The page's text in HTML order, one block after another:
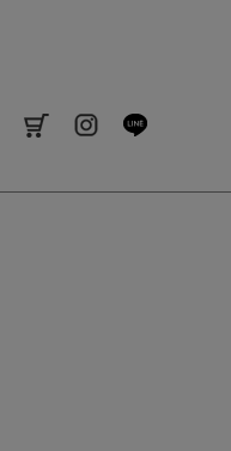
instagram